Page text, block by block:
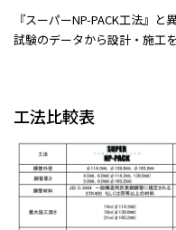
『スーパーNP-PACK工法』
試験のデータから設計・施工
工法比較表